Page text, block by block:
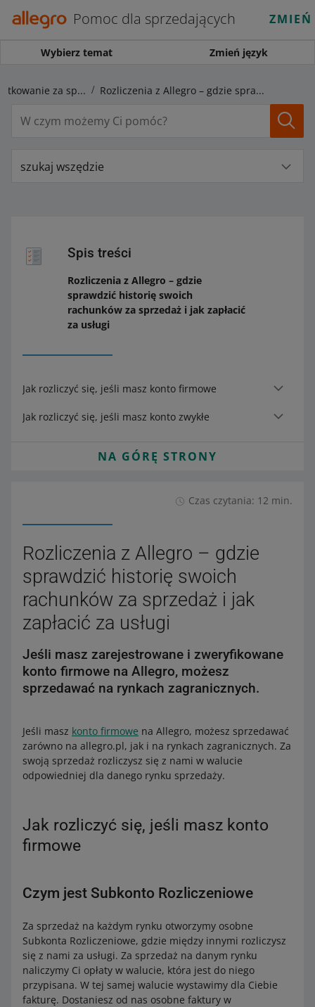
Pomoc dla sprzedających
Wybierz temat Zmień język
Rozliczenia i opodatkowanie za sprzedaż na innych rynkach Rozliczenia z Allegro – gdzie sprawdzić historię swoich rachunków za sprzedaż i jak zapłacić za usługi
szukaj wszędzie
Spis treści
Rozliczenia z Allegro – gdzie
sprawdzić historię swoich
rachunków za sprzedaż i jak zapłacić
za usługi
Jak rozliczyć się, jeśli masz konto firmowe
Jak rozliczyć się, jeśli masz konto zwykłe
NA GÓRĘ STRONY
Czas czytania: 12 min.
Rozliczenia z Allegro – gdzie
sprawdzić historię swoich
rachunków za sprzedaż i jak
zapłacić za usługi
Jeśli masz zarejestrowane i zweryfikowane
konto firmowe na Allegro, możesz
sprzedawać na rynkach zagranicznych.
Jeśli masz konto firmowe na Allegro, możesz sprzedawać
zarówno na allegro.pl, jak i na rynkach zagranicznych. Za
swoją sprzedaż rozliczysz się z nami w walucie
odpowiedniej dla danego rynku sprzedaży.
Jak rozliczyć się, jeśli masz konto
firmowe
Czym jest Subkonto Rozliczeniowe
Za sprzedaż na każdym rynku otworzymy osobne
Subkonta Rozliczeniowe, gdzie między innymi rozliczysz
się z nami za usługi. Za sprzedaż na danym rynku
naliczymy Ci opłaty w walucie, która jest do niego
przypisana. W tej samej walucie wystawimy dla Ciebie
fakturę. Dostaniesz od nas osobne faktury w